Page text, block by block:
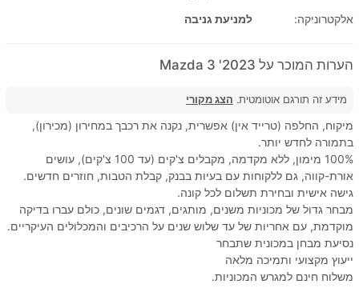
אלקטרוניקה:
למניעת גניבה
הערות המוכר על 2023' Mazda 3
מידע זה תורגם אוטומטית. הצג מקורי
מיקוח, החלפה (טרייד אין) אפשרית, נקנה את רכבך במחירון (מכירון),
בתמורה לחדש יותר.
100% מימון, ללא מקדמה, מקבלים צ'קים (עד 100 צ'קים), עושים
אורת-קווה, גם ללקוחות עם בעיות בבנק, קבלת הטבות, חוזרים חדשים.
גישה אישית ובחירת תשלום לכל קונה.
מבחר גדול של מכוניות משנים, מותגים, דגמים שונים, כולם עברו בדיקה
מוקדמת, עם אחריות של עד שלוש שנים על הרכיבים והמכלולים העיקריים.
נסיעת מבחן במכונית שתבחר
ייעוץ מקצועי ותמיכה מלאה
משלוח חינם למגרש המכוניות.